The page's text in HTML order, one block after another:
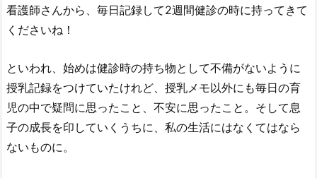
看護師さんから、毎日記録して2週間健診の時に持ってきて
くださいね！
といわれ、始めは健診時の持ち物として不備がないように
授乳記録をつけていたけれど、授乳メモ以外にも毎日の育
児の中で疑問に思ったこと、不安に思ったこと。そして息
子の成長を印していくうちに、私の生活にはなくてはなら
ないものに。